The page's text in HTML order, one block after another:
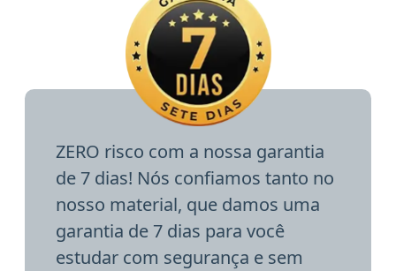
ZERO risco com a nossa garantia
de 7 dias! Nós confiamos tanto no
nosso material, que damos uma
garantia de 7 dias para você
estudar com segurança e sem